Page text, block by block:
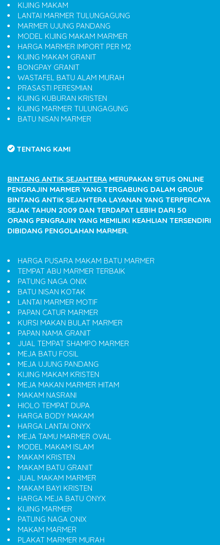
KIJING MAKAM
LANTAI MARMER TULUNGAGUNG
MARMER UJUNG PANDANG
MODEL KIJING MAKAM MARMER
HARGA MARMER IMPORT PER M2
KIJING MAKAM GRANIT
BONGPAY GRANIT
WASTAFEL BATU ALAM MURAH
PRASASTI PERESMIAN
KIJING KUBURAN KRISTEN
KIJING MARMER TULUNGAGUNG
BATU NISAN MARMER
TENTANG KAMI
BINTANG ANTIK SEJAHTERA MERUPAKAN SITUS ONLINE
PENGRAJIN MARMER YANG TERGABUNG DALAM GROUP
BINTANG ANTIK SEJAHTERA LAYANAN YANG TERPERCAYA
SEJAK TAHUN 2009 DAN TERDAPAT LEBIH DARI 50
ORANG PENGRAJIN YANG MEMILIKI KEAHLIAN TERSENDIRI
DIBIDANG PENGOLAHAN MARMER.
HARGA PUSARA MAKAM BATU MARMER
TEMPAT ABU MARMER TERBAIK
PATUNG NAGA ONIX
BATU NISAN KOTAK
LANTAI MARMER MOTIF
PAPAN CATUR MARMER
KURSI MAKAN BULAT MARMER
PAPAN NAMA GRANIT
JUAL TEMPAT SHAMPO MARMER
MEJA BATU FOSIL
MEJA UJUNG PANDANG
KIJING MAKAM KRISTEN
MEJA MAKAN MARMER HITAM
MAKAM NASRANI
HIOLO TEMPAT DUPA
HARGA BODY MAKAM
HARGA LANTAI ONYX
MEJA TAMU MARMER OVAL
MODEL MAKAM ISLAM
MAKAM KRISTEN
MAKAM BATU GRANIT
JUAL MAKAM MARMER
MAKAM BAYI KRISTEN
HARGA MEJA BATU ONYX
KIJING MARMER
PATUNG NAGA ONIX
MAKAM MARMER
PLAKAT MARMER MURAH